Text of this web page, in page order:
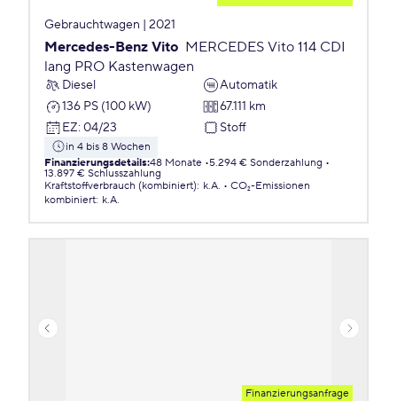
Gebrauchtwagen | 2021
Mercedes-Benz Vito MERCEDES Vito 114 CDI
lang PRO Kastenwagen
Diesel
Automatik
136 PS (100 kW)
67.111 km
EZ: 04/23 Stoff
in 4 bis 8 Wochen
Finanzierungsdetails:48 Monate 5.294 € Sonderzahlung
13.897 € Schlusszahlung
Kraftstoffverbrauch (kombiniert): k.A.
CO₂-Emissionen
kombiniert: k.A.
Finanzierungsanfrage